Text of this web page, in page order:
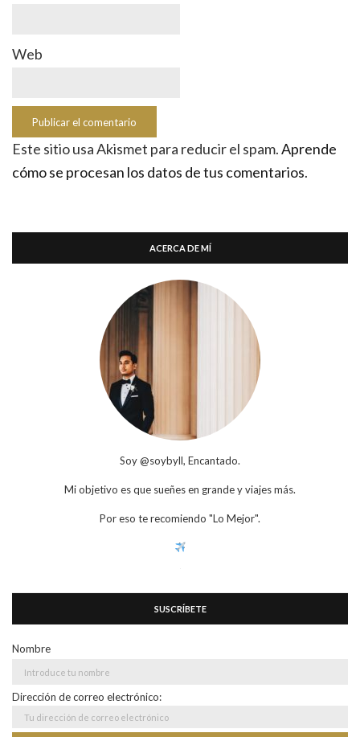
Web
Este sitio usa Akismet para reducir el spam.Aprende
cómo se procesan los datos de tus comentarios.
ACERCA DE MÍ
Soy @soybyll, Encantado.
Mi objetivo es que sueñes en grande y viajes más.
Por eso te recomiendo "Lo Mejor".
SUSCRÍBETE
Nombre
Dirección de correo electrónico: